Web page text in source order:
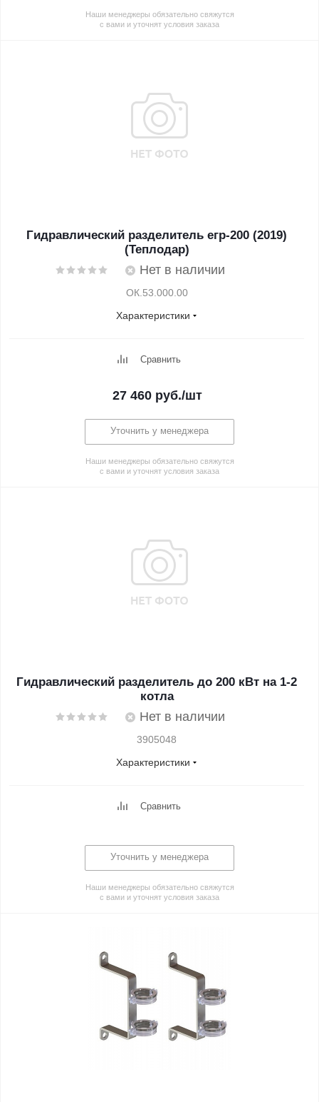
Наши менеджеры обязательно свяжутся
с вами и уточнят условия заказа
Гидравлический разделитель егр-200 (2019)
(Теплодар)
Нет в наличии
ОК.53.000.00
Характеристики
Сравнить
27 460руб./шт
Уточнить у менеджера
Наши менеджеры обязательно свяжутся
с вами и уточнят условия заказа
Гидравлический разделитель до 200 кВт на 1-2
котла
Нет в наличии
3905048
Характеристики
Сравнить
Уточнить у менеджера
Наши менеджеры обязательно свяжутся
с вами и уточнят условия заказа